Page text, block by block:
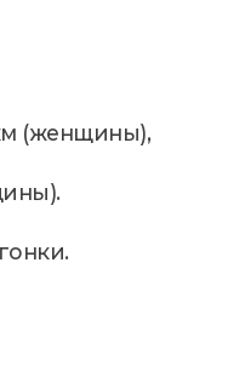
(женщины),